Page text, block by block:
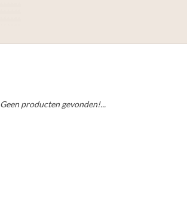
Geen producten gevonden!...